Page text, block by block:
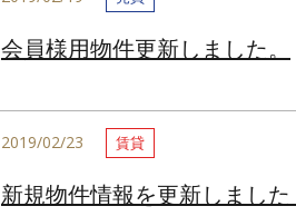
会員様用物件更新しました。
2019/02/23 賃貸
新規物件情報を更新しました